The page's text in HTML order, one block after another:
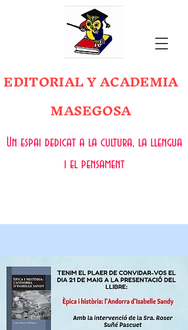
EDITORIAL Y ACADEMIA
MASEGOSA
Un espai dedicat a la cultura, la llengua
i el pensament